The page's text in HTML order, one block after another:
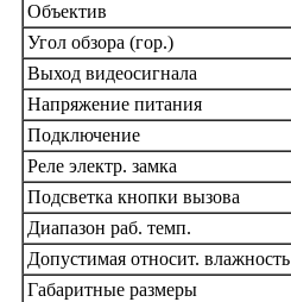
Объектив
Угол обзора (гор.)
Выход видеосигнала
Напряжение питания
Подключение
Реле электр. замка
Подсветка кнопки вызова
Диапазон раб. темп.
Допустимая относит. влажность
Габаритные размеры